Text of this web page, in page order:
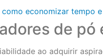
economizar tempo
de pó
ao adquirir